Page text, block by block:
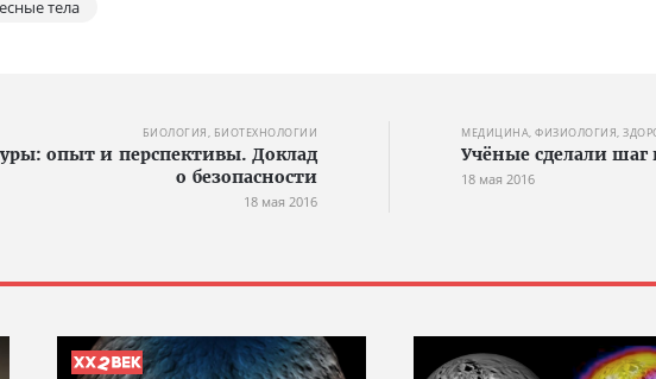
тела
БИОЛОГИЯ, БИОТЕХНОЛОГИИ
опыт и перспективы. Доклад
о безопасности
18 мая 2016
МЕДИЦИНА, ФИЗИОЛОГИЯ,
Учёные сделали шаг
18 мая 2016